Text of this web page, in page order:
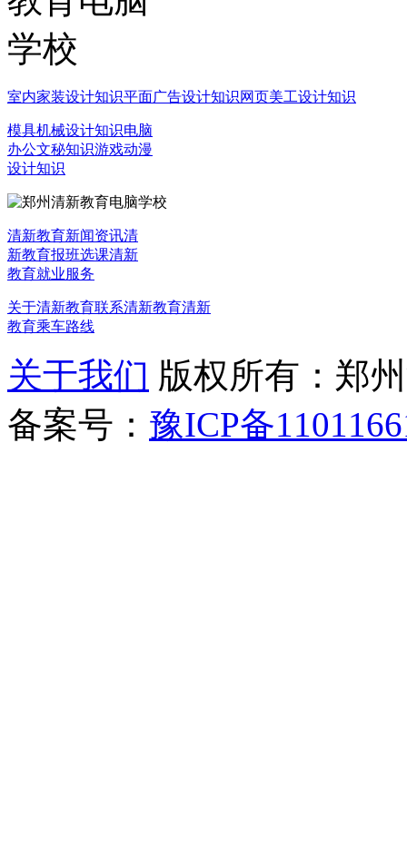
室内家装设计知识平面广告设计知识网页美工设计知识
模具机械设计知识电脑
办公文秘知识游戏动漫
设计知识
清新教育新闻资讯清
新教育报班选课清新
教育就业服务
关于清新教育联系清新教育清新
教育乘车路线
关于我们 版权所有：郑
备案号： 豫ICP备